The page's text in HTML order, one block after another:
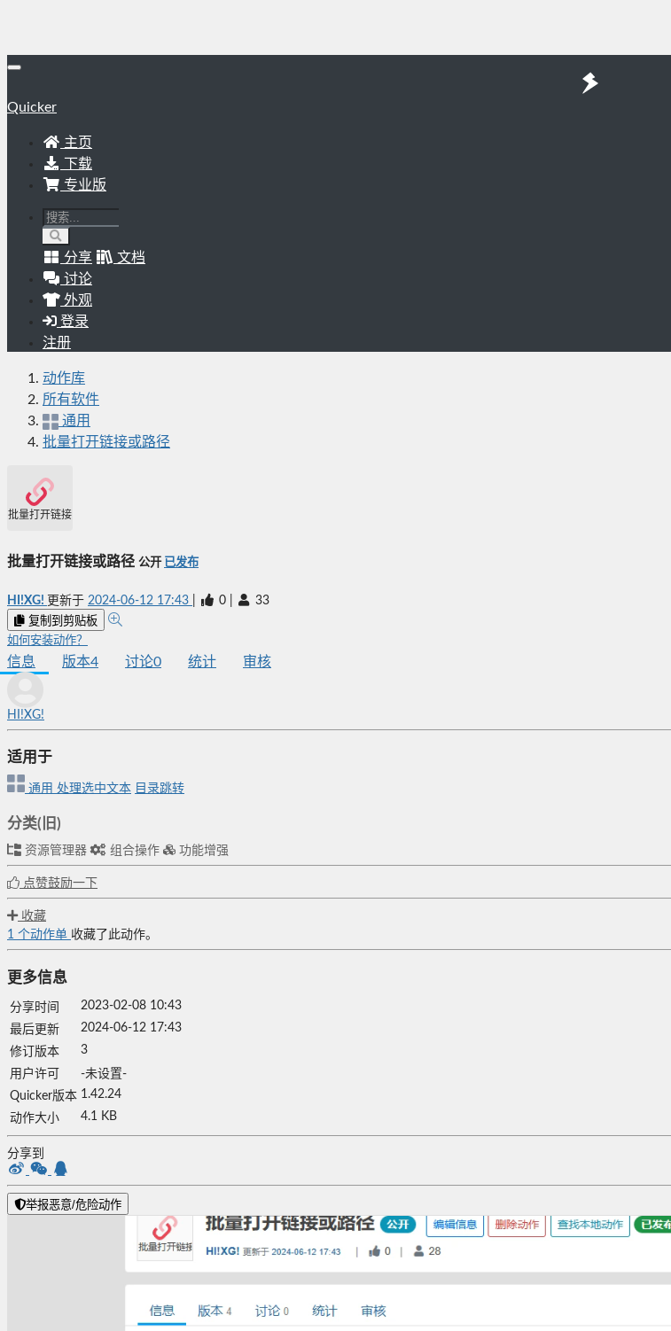
Quicker
主页
下载
专业版
分享
文档
讨论
外观
登录
注册
动作库
所有软件
通用
批量打开链接或路径
批量打开链接或路径
批量打开链接或路径 公开 已发布
HI!XG! 更新于 2024-06-12 17:43 0 33
复制到剪贴板
如何安装动作？
信息 版本4 讨论0 统计 审核
HI!XG!
适用于
通用 处理选中文本 目录跳转
分类(旧)
资源管理器 组合操作 功能增强
点赞鼓励一下
收藏
1 个动作单 收藏了此动作。
更多信息
分享时间
2023-02-08 10:43
最后更新
2024-06-12 17:43
修订版本
3
用户许可
-未设置-
Quicker版本 1.42.24
动作大小
4.1 KB
分享到
举报恶意/危险动作